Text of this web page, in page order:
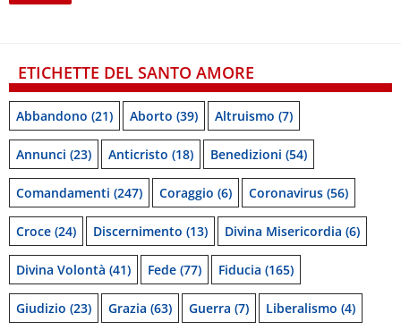
ETICHETTE DEL SANTO AMORE
Abbandono (21) Aborto (39) Altruismo (7)
Annunci (23) Anticristo (18) Benedizioni (54)
Comandamenti (247) Coraggio (6) Coronavirus (56)
Croce (24) Discernimento (13) Divina Misericordia (6)
Divina Volontà (41) Fede (77) Fiducia (165)
Giudizio (23) Grazia (63) Guerra (7) Liberalismo (4)